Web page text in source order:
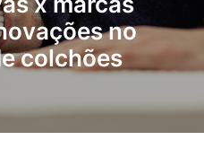
no
colchões